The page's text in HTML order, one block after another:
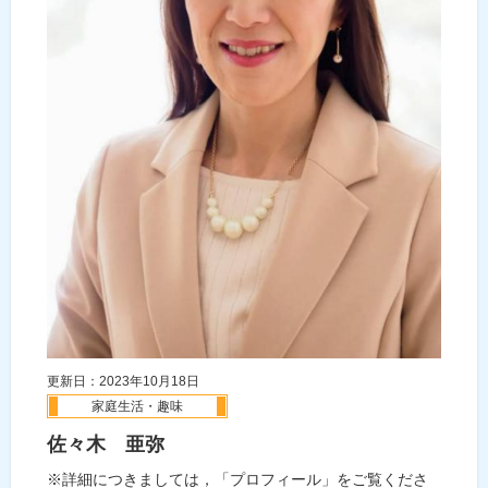
更新日：2023年10月18日
家庭生活・趣味
佐々木 亜弥
※詳細につきましては，「プロフィール」をご覧くださ